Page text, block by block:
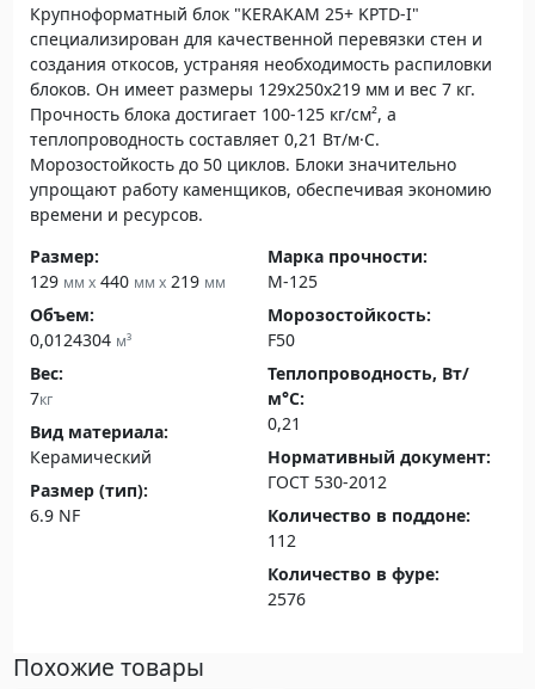
Крупноформатный блок "KERAKAM 25+ KPTD-I"
специализирован для качественной перевязки стен и
создания откосов, устраняя необходимость распиловки
блоков. Он имеет размеры 129x250x219 мм и вес 7 кг.
Прочность блока достигает 100-125 кг/см², а
теплопроводность составляет 0,21 Вт/м·С.
Морозостойкость до 50 циклов. Блоки значительно
упрощают работу каменщиков, обеспечивая экономию
времени и ресурсов.
Размер:
129 мм x440 мм x219 мм
Объем:
0,0124304 м³
Вес:
7кг
Вид материала:
Керамический
Размер (тип):
6.9 NF
Марка прочности:
М-125
Морозостойкость:
F50
Теплопроводность, Вт/
м°С:
0,21
Нормативный документ:
ГОСТ 530-2012
Количество в поддоне:
112
Количество в фуре:
2576
Похожие товары